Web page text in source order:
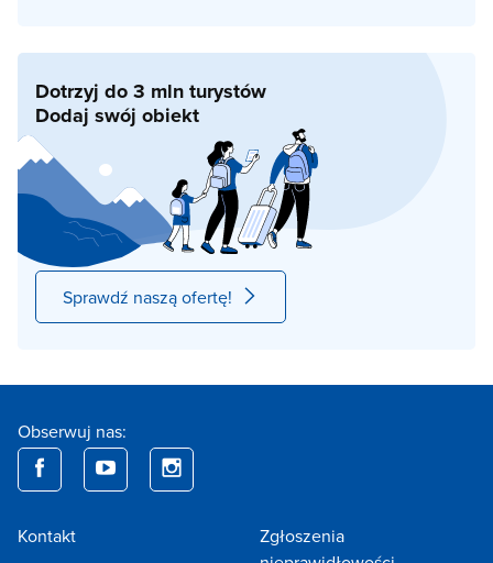
Dotrzyj do 3 mln turystów
Dodaj swój obiekt
Sprawdź naszą ofertę!
Obserwuj nas:
Kontakt
Zgłoszenia